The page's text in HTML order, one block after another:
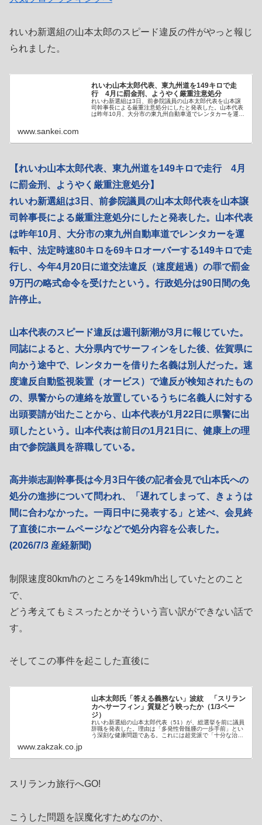
れいわ新選組の山本太郎のスピード違反の件がやっと報じ
られました。
れいわ山本太郎代表、東九州道を149キロで走
行 4月に罰金刑、ようやく厳重注意処分
れいわ新選組は3日、前参院議員の山本太郎代表を山本譲
司幹事長による厳重注意処分にしたと発表した。山本代表
は昨年10月、大分市の東九州自動車道でレンタカーを運
www.sankei.com
【れいわ山本太郎代表、東九州道を149キロで走行 4月
に罰金刑、ようやく厳重注意処分】
れいわ新選組は3日、前参院議員の山本太郎代表を山本譲
司幹事長による厳重注意処分にしたと発表した。山本代表
は昨年10月、大分市の東九州自動車道でレンタカーを運
転中、法定時速80キロを69キロオーバーする149キロで走
行し、今年4月20日に道交法違反（速度超過）の罪で罰金
9万円の略式命令を受けたという。行政処分は90日間の免
許停止。
山本代表のスピード違反は週刊新潮が3月に報じていた。
同誌によると、大分県内でサーフィンをした後、佐賀県に
向かう途中で、レンタカーを借りた名義は別人だった。速
度違反自動監視装置（オービス）で違反が検知されたもの
の、県警からの連絡を放置しているうちに名義人に対する
出頭要請が出たことから、山本代表が1月22日に県警に出
頭したという。山本代表は前日の1月21日に、健康上の理
由で参院議員を辞職している。
高井崇志副幹事長は今月3日午後の記者会見で山本氏への
処分の進捗について問われ、「遅れてしまって、きょうは
間に合わなかった。一両日中に発表する」と述べ、会見終
了直後にホームページなどで処分内容を公表した。
(2026/7/3 産経新聞)
制限速度80km/hのところを149km/h出していたとのこと
で、
どう考えてもミスったとかそういう言い訳ができない話で
す。
そしてこの事件を起こした直後に
山本太郎氏「答える義務ない」波紋 「スリラン
カへサーフィン」質疑どう映ったか（1/3ペー
ジ）
れいわ新選組の山本太郎代表（51）が、総選挙を前に議員
辞職を発表した。理由は「多発性骨髄腫の一歩手前」とい
う深刻な健康問題である。これには超党派で「十分な治
www.zakzak.co.jp
スリランカ旅行へGO!
こうした問題を誤魔化すためなのか、